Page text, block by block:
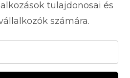
tulajdonosai és
számára.